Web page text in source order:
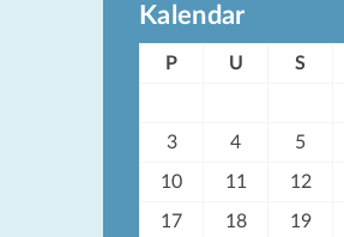
Kalendar
P U S
3 4 5
10 11 12
17 18 19